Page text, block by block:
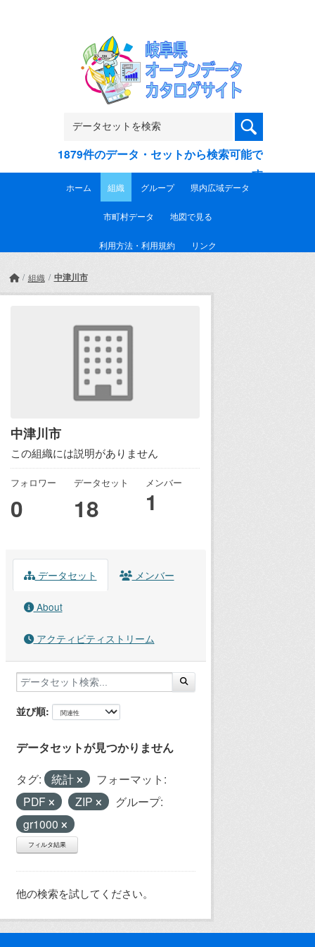
1879件のデータ・セットから検索可能で
す
ホーム 組織 グループ 県内広域データ
市町村データ 地図で見る
利用方法・利用規約 リンク
組織 中津川市
中津川市
この組織には説明がありません
フォロワー
0
データセット
18
メンバー
1
データセット メンバー
About
アクティビティストリーム
並び順
データセットが見つかりません
タグ: 統計
フォーマット:
PDF
ZIP
グループ:
gr1000
フィルタ結果
他の検索を試してください。